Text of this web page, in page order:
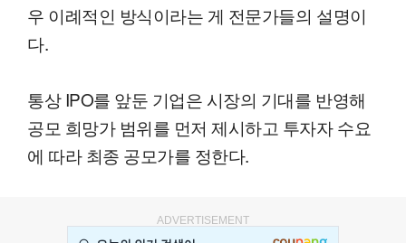
우 이례적인 방식이라는 게 전문가들의 설명이
다.
통상 IPO를 앞둔 기업은 시장의 기대를 반영해
공모 희망가 범위를 먼저 제시하고 투자자 수요
에 따라 최종 공모가를 정한다.
ADVERTISEMENT